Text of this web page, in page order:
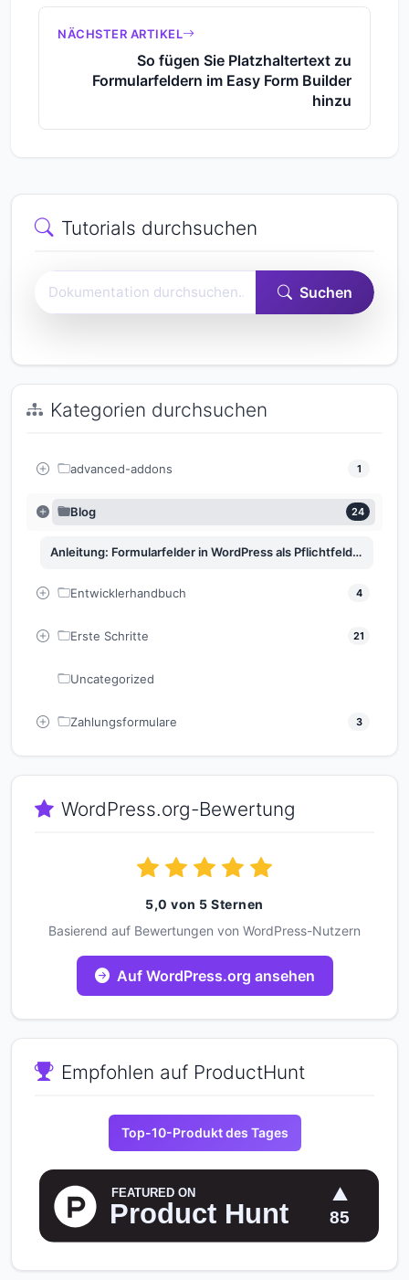
NÄCHSTER ARTIKEL
So fügen Sie Platzhaltertext zu
Formularfeldern im Easy Form Builder
hinzu
Tutorials durchsuchen
Easy Form Builder-Dokumentation durchsuchen
Suchen
Kategorien durchsuchen
advanced-addons 1
Blog 24
Anleitung: Formularfelder in WordPress als Pflichtfeld oder Optional festlegen
Entwicklerhandbuch 4
Erste Schritte 21
Uncategorized
Zahlungsformulare 3
WordPress.org-Bewertung
5,0 von 5 Sternen
Basierend auf Bewertungen von WordPress-Nutzern
Auf WordPress.org ansehen
Empfohlen auf ProductHunt
Top-10-Produkt des Tages